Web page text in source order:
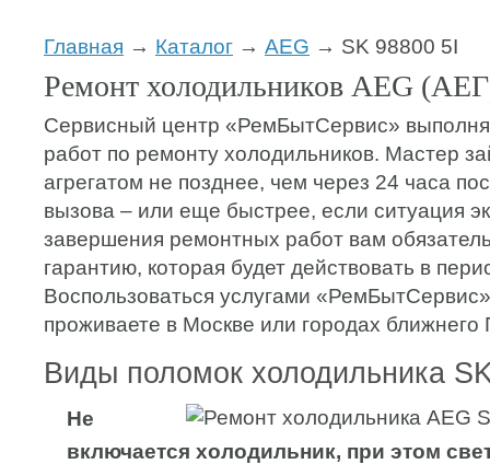
Главная → Каталог → AEG → SK 98800 5I
Ремонт холодильников AEG
Сервисный центр «РемБытСервис»
работ по ремонту холодильников. Мастер
агрегатом не позднее, чем через 24 часа
вызова – или еще быстрее, если ситуация
завершения ремонтных работ вам
гарантию, которая будет действовать в
Воспользоваться услугами
проживаете в Москве или городах ближнего
Виды поломок холодильника
Не
включается холодильник, при этом